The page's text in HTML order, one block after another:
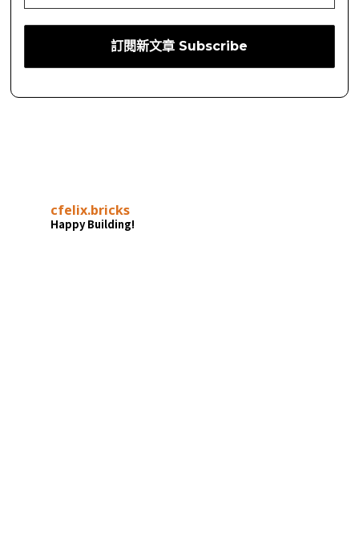
cfelix.bricks
Happy Building!